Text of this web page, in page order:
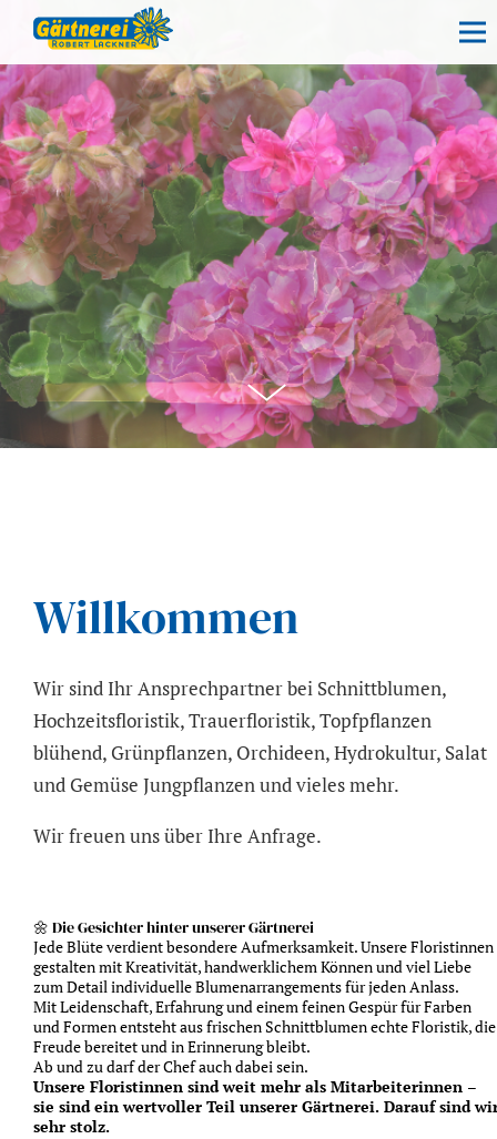
Willkommen
Wir sind Ihr Ansprechpartner bei Schnittblumen,
Hochzeitsfloristik, Trauerfloristik, Topfpflanzen
blühend, Grünpflanzen, Orchideen, Hydrokultur, Salat
und Gemüse Jungpflanzen und vieles mehr.
Wir freuen uns über Ihre Anfrage.
🌼 Die Gesichter hinter unserer Gärtnerei
Jede Blüte verdient besondere Aufmerksamkeit. Unsere Floristinnen
gestalten mit Kreativität, handwerklichem Können und viel Liebe
zum Detail individuelle Blumenarrangements für jeden Anlass.
Mit Leidenschaft, Erfahrung und einem feinen Gespür für Farben
und Formen entsteht aus frischen Schnittblumen echte Floristik, die
Freude bereitet und in Erinnerung bleibt.
Ab und zu darf der Chef auch dabei sein.
Unsere Floristinnen sind weit mehr als Mitarbeiterinnen –
sie sind ein wertvoller Teil unserer Gärtnerei. Darauf sind
sehr stolz.